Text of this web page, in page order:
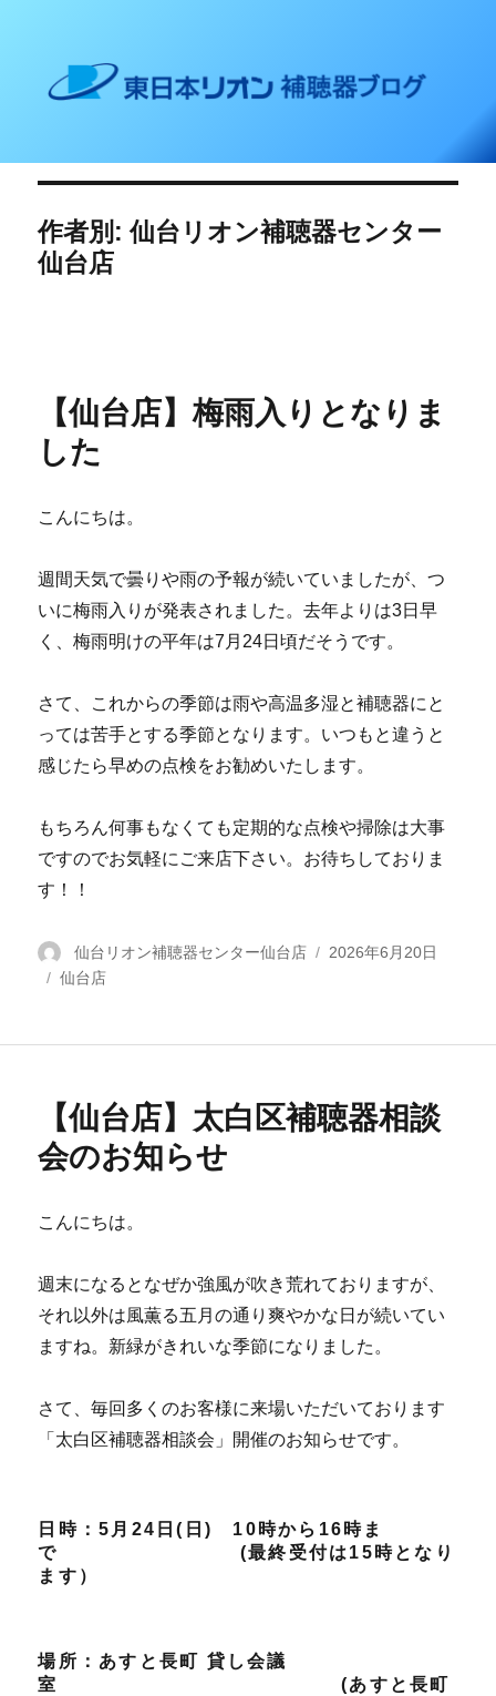
東日本リオン 補聴器ブログ
作者別:仙台リオン補聴器センター
仙台店
【仙台店】梅雨入りとなりま
した
こんにちは。
週間天気で曇りや雨の予報が続いていましたが、つ
いに梅雨入りが発表されました。去年よりは3日早
く、梅雨明けの平年は7月24日頃だそうです。
さて、これからの季節は雨や高温多湿と補聴器にと
っては苦手とする季節となります。いつもと違うと
感じたら早めの点検をお勧めいたします。
もちろん何事もなくても定期的な点検や掃除は大事
ですのでお気軽にご来店下さい。お待ちしておりま
す！！
投
稿
仙台リオン補聴器センター仙台店
投
2026年6月20日
カ
仙台店
【仙台店】太白区補聴器相談
会のお知らせ
こんにちは。
週末になるとなぜか強風が吹き荒れておりますが、
それ以外は風薫る五月の通り爽やかな日が続いてい
ますね。新緑がきれいな季節になりました。
さて、毎回多くのお客様に来場いただいております
「太白区補聴器相談会」開催のお知らせです。
日時：5月24日(日) 10時から16時ま
で (最終受付は15時となり
ます）
場所：あすと長町 貸し会議
室 (あすと長町